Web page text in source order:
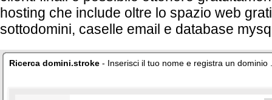
hosting che include oltre lo spazio web
sottodomini, caselle email e database
Ricerca domini.stroke - Inserisci il tuo nome e registra un dominio